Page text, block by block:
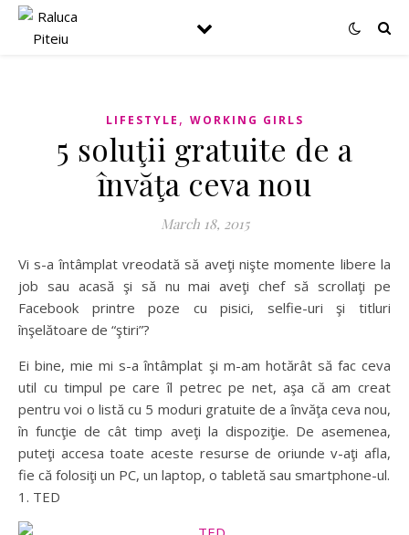
LIFESTYLE , WORKING GIRLS
5 soluţii gratuite de a
învăţa ceva nou
March 18, 2015
Vi s-a întâmplat vreodată să aveţi nişte momente libere la
job sau acasă şi să nu mai aveţi chef să scrollaţi pe
Facebook printre poze cu pisici, selfie-uri şi titluri
înşelătoare de “ştiri”?
Ei bine, mie mi s-a întâmplat şi m-am hotărât să fac ceva
util cu timpul pe care îl petrec pe net, aşa că am creat
pentru voi o listă cu 5 moduri gratuite de a învăţa ceva nou,
în funcţie de cât timp aveţi la dispoziţie. De asemenea,
puteţi accesa toate aceste resurse de oriunde v-aţi afla,
fie că folosiţi un PC, un laptop, o tabletă sau smartphone-ul.
1. TED